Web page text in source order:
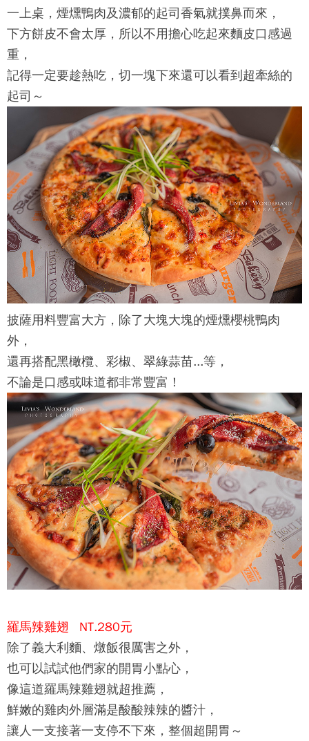
一上桌，煙燻鴨肉及濃郁的起司香氣就撲鼻而來，
下方餅皮不會太厚，所以不用擔心吃起來麵皮口感過
重，
記得一定要趁熱吃，切一塊下來還可以看到超牽絲的
起司～
披薩用料豐富大方，除了大塊大塊的煙燻櫻桃鴨肉
外，
還再搭配黑橄欖、彩椒、翠綠蒜苗...等，
不論是口感或味道都非常豐富！
羅馬辣雞翅 NT.280元
除了義大利麵、燉飯很厲害之外，
也可以試試他們家的開胃小點心，
像這道羅馬辣雞翅就超推薦，
鮮嫩的雞肉外層滿是酸酸辣辣的醬汁，
讓人一支接著一支停不下來，整個超開胃～